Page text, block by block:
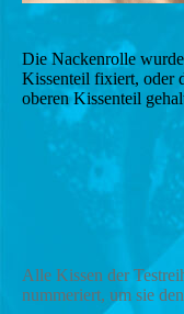
Die Nackenrolle
Kissenteil fixiert, oder
oberen Kissenteil
Alle Kissen der
nummeriert, um sie